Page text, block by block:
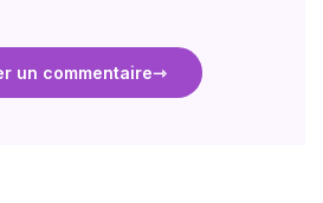
un commentaire